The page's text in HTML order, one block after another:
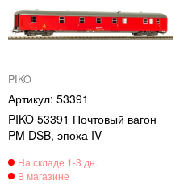
PIKO
53391
PIKO 53391 Почтовый вагон
PM DSB, эпоха IV